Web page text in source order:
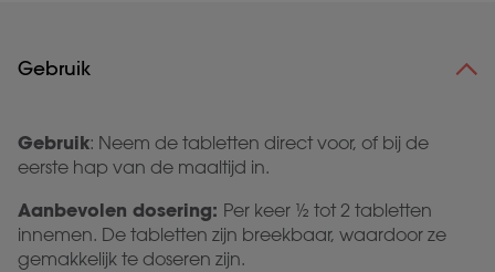
Gebruik
Gebruik: Neem de tabletten direct voor, of bij de
eerste hap van de maaltijd in.
Aanbevolen dosering: Per keer ½ tot 2 tabletten
innemen. De tabletten zijn breekbaar, waardoor ze
gemakkelijk te doseren zijn.